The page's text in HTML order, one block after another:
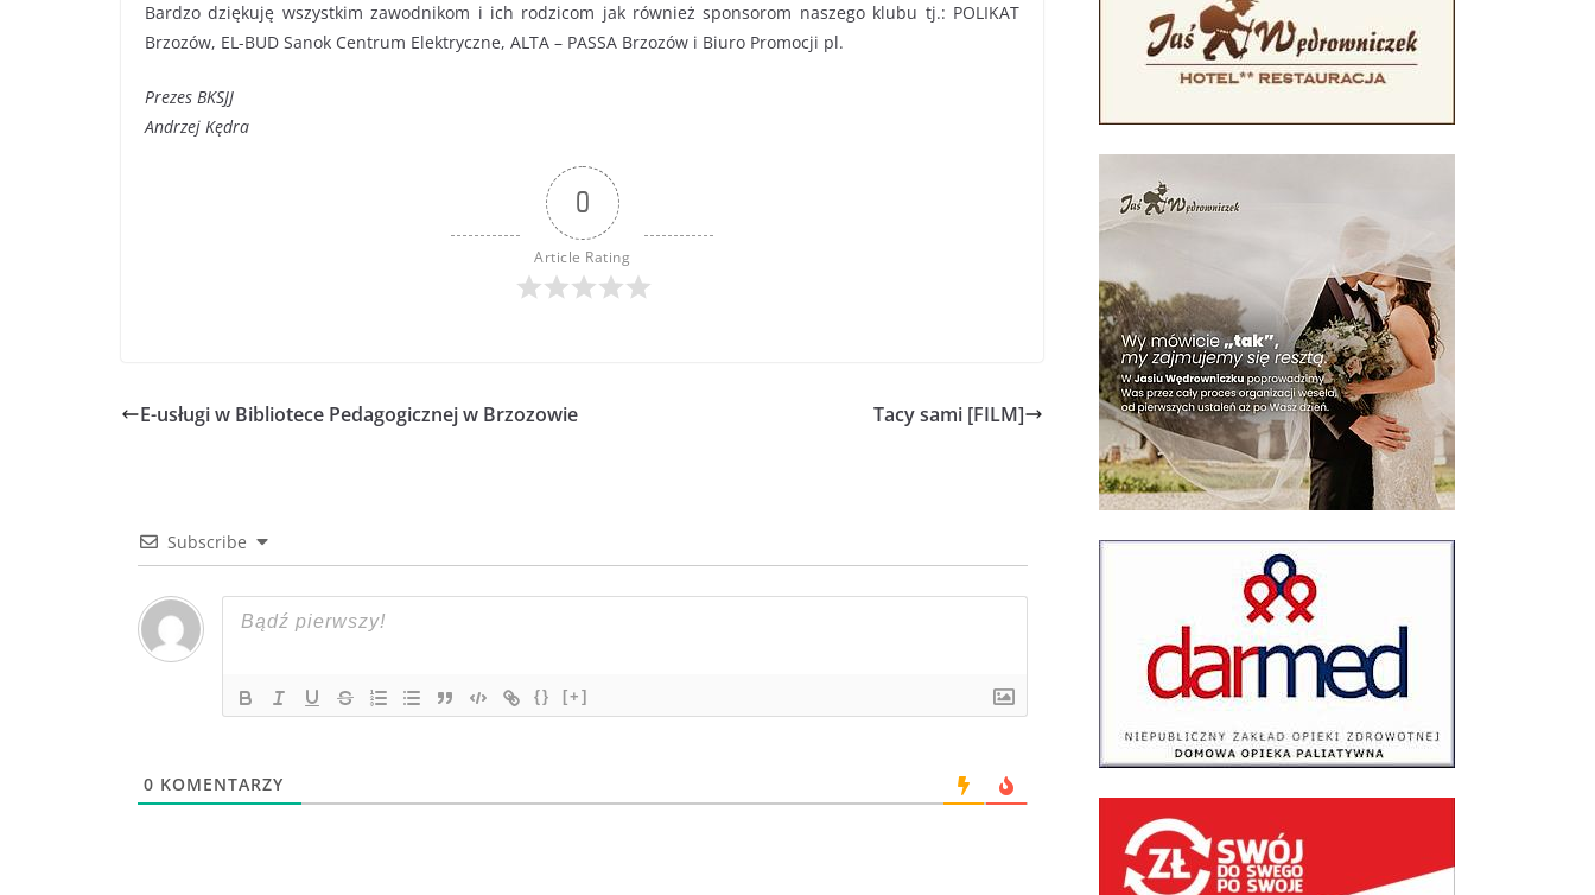
Bardzo dziękuję wszystkim zawodnikom i ich rodzicom jak również sponsorom naszego klubu tj.: POLIKAT
Brzozów, EL-BUD Sanok Centrum Elektryczne, ALTA – PASSA Brzozów i Biuro Promocji pl.
Prezes BKSJJ
Andrzej Kędra
0
Article Rating
E-usługi w Bibliotece Pedagogicznej w Brzozowie Tacy sami [FILM]
Subscribe
{} [+]
0 KOMENTARZY